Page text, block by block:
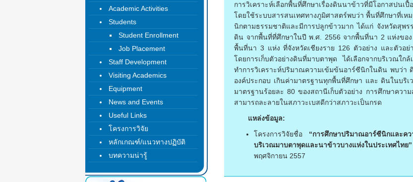
การวิเคราะห์เลือกพื้นที่ศึกษาเรื่องดินนาข้าวที่มีโอกาสป
โดยใช้ระบบสารสนเทศทางภูมิศาสตร์พบว่า พื้นที่ศึกษาที่เห
นิกตามธรรมชาติและมีการปลูกข้าวมาก ได้แก่ จังหวัดสุพ
ดิน จากพื้นที่ที่ศึกษาในปี พ.ศ. 2556 จากพื้นที่นา 2 แห่งขอ
พื้นที่นา 3 แห่ง ที่จังหวัดเชียงราย 126 ตัวอย่าง และตัวอ
โดยการเก็บตัวอย่างดินที่มาบตาพุด ได้เลือกจากบริเวณใ
ทำการวิเคราะห์ปริมาณความเข้มข้นอาร์ซีนิกในดิน พบว่า
องค์ประกอบ เกินค่ามาตรฐานทุกพื้นที่ศึกษา และ ดินในบริ
มาตรฐานร้อยละ 80 ของสถานีเก็บตัวอย่าง การศึกษาคว
สามารถละลายในสภาวะเบสดีกว่าสภาวะเป็นกรด
แหล่งข้อมูล:
โครงการวิจัยชื่อ “การศึกษาปริมาณอาร์ซีนิกและค
บริเวณมาบตาพุดและนาข้าวบางแห่งในประเทศไทย”
พฤศจิกายน 2557
Academic Activities
Students
Student Enrollment
Job Placement
Staff Development
Visiting Academics
Equipment
News and Events
Useful Links
โครงการวิจัย
หลักเกณฑ์/แนวทางปฏิบัติ
บทความน่ารู้